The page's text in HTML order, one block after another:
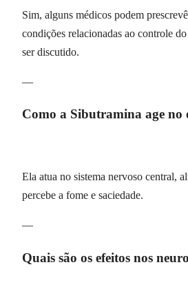
Sim, alguns médicos podem
condições relacionadas ao controle
ser discutido.
—
Como a Sibutramina age no
Ela atua no sistema nervoso central,
percebe a fome e saciedade.
—
Quais são os efeitos nos